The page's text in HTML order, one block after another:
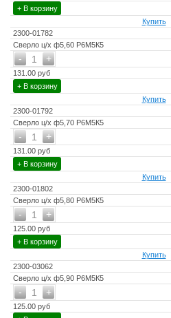
+ В корзину
Купить
2300-01782
Сверло ц/х ф5,60 Р6М5К5
+
- 1
131.00 руб
+ В корзину
Купить
2300-01792
Сверло ц/х ф5,70 Р6М5К5
+
- 1
131.00 руб
+ В корзину
Купить
2300-01802
Сверло ц/х ф5,80 Р6М5К5
+
- 1
125.00 руб
+ В корзину
Купить
2300-03062
Сверло ц/х ф5,90 Р6М5К5
+
- 1
125.00 руб